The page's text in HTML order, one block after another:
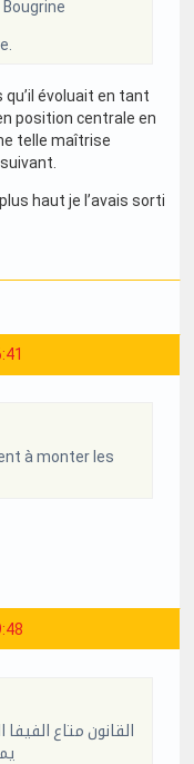
qu’il évoluait en tant
position centrale en
telle maîtrise
haut je l’avais sorti
à monter les
القانون متاع